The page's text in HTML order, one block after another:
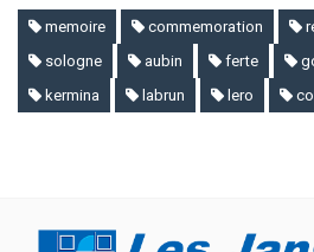
memoire commemoration
sologne
aubin ferte
kermina
labrun lero